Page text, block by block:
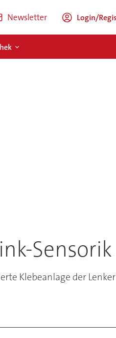
Newsletter Login/
Sensorik
Klebeanlage der